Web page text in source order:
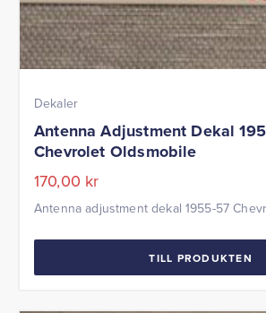
Dekaler
Antenna Adjustment Dekal
Chevrolet Oldsmobile
170,00 kr
Antenna adjustment dekal 1955-57
TILL PRODUKTEN